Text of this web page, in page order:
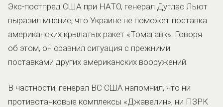
Экс-постпред США при НАТО, генерал Дуглас Льют
выразил мнение, что Украине не поможет поставка
американских крылатых ракет «Томагавк». Говоря
об этом, он сравнил ситуация с прежними
поставками других американских вооружений.
В частности, генерал ВС США напомнил, что ни
противотанковые комплексы «Джавелин», ни ПЗРК